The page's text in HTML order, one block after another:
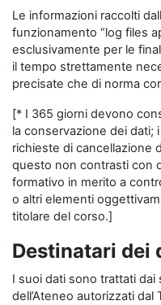
Le informazioni raccolti
funzionamento “log files
esclusivamente per le
il tempo strettamente
precisate che di norma
[* I 365 giorni devono
la conservazione dei dati;
richieste di cancellazione
questo non contrasti con
formativo in merito a
o altri elementi
titolare del corso.]
Destinatari dei
I suoi dati sono trattati
dell’Ateneo autorizzati